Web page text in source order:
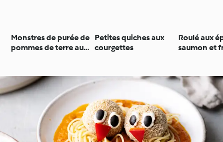
Monstres de purée de
pommes de terre au
Petites quiches aux
courgettes
Roulé aux
saumon et